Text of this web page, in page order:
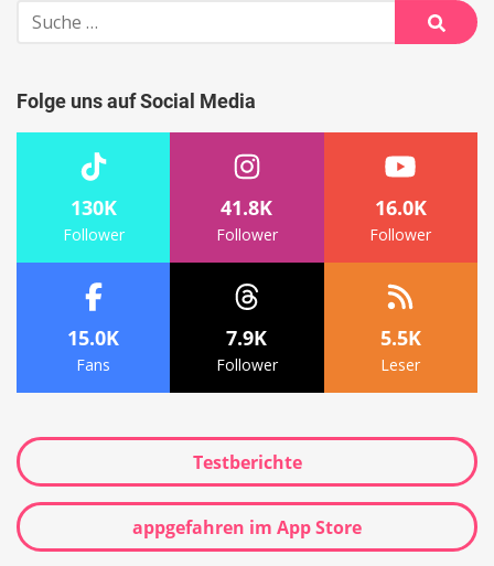
Suche
nach:
Suche
Folge uns auf Social Media
130K
Follower
41.8K
Follower
16.0K
Follower
15.0K
Fans
7.9K
Follower
5.5K
Leser
Testberichte
appgefahren im App Store